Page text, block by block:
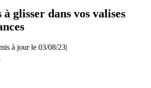
glisser dans vos valises
à jour le 03/08/23|